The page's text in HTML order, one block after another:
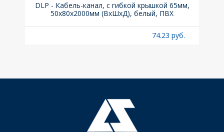
DLP - Кабель-канал, с гибкой крышкой 65мм,
50x80х2000мм (ВхШхД), белый, ПВХ
74.23 руб.